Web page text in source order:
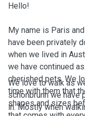
Hello!
My name is Paris
have been privately
when we lived in
we have continued
cherished pets. We
time with them that
shapes and sizes
We love to walk as
schonbrunn we
in. Mostly when